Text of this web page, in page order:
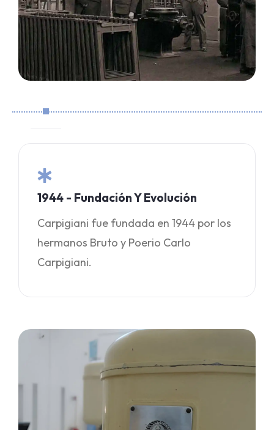
1944 - Fundación Y Evolución
Carpigiani fue fundada en 1944 por los
hermanos Bruto y Poerio Carlo
Carpigiani.